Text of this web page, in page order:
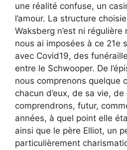
une réalité confuse, un
l’amour. La structure
Waksberg n’est ni
nous ai imposées à ce 21e
avec Covid19, des
entre le Schwooper. De
nous comprenons quelque
chacun d’eux, de sa vie,
comprendrons, futur,
années, à quel point elle
ainsi que le père Elliot, un
particulièrement